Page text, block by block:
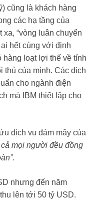
cũng là khách hàng
các hạ tầng của
“vòng luân chuyển
hết cùng với định
hàng loạt lợi thế về tính
thủ của mình. Các dịch
cho ngành điện
mà IBM thiết lập cho
dịch vụ đám mây của
cả mọi người đều đồng
nhưng đến năm
lên tới 50 tỷ USD.